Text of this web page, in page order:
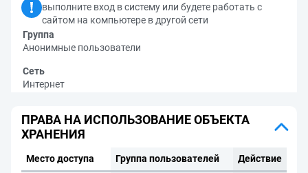
выполните вход в систему или будете работать с
сайтом на компьютере в другой сети
Группа
Анонимные пользователи
Сеть
Интернет
ПРАВА НА ИСПОЛЬЗОВАНИЕ ОБЪЕКТА
ХРАНЕНИЯ
Место доступа Группа пользователей Действие